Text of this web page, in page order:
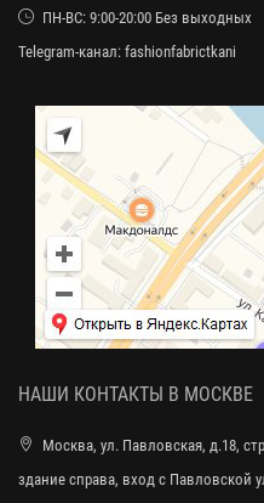
ПН-ВС: 9:00-20:00 Без выходных
Telegram-канал: fashionfabrictkani
НАШИ КОНТАКТЫ В МОСКВЕ
Москва, ул. Павловская, д.18,
здание справа, вход с Павловской